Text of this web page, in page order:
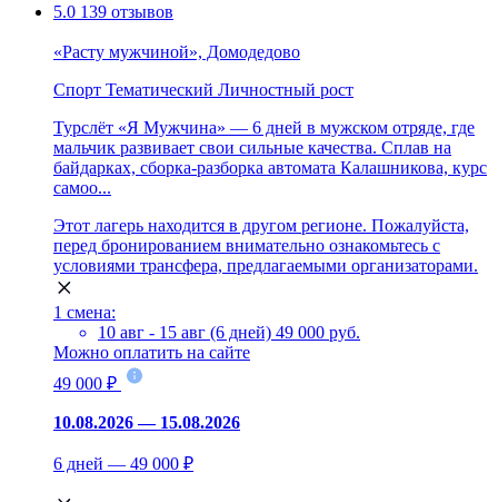
5.0 139 отзывов
«Расту мужчиной», Домодедово
Спорт Тематический Личностный рост
Турслёт «Я Мужчина» — 6 дней в мужском отряде, где
мальчик развивает свои сильные качества. Сплав на
байдарках, сборка-разборка автомата Калашникова, курс
самоо...
Этот лагерь находится в другом регионе. Пожалуйста,
перед бронированием внимательно ознакомьтесь с
условиями трансфера, предлагаемыми организаторами.
1 смена:
10 авг - 15 авг (6 дней) 49 000 руб.
Можно оплатить на сайте
49 000 ₽
10.08.2026 — 15.08.2026
6 дней — 49 000 ₽